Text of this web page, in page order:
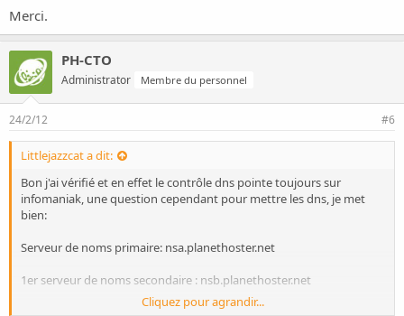
Merci.
PH-CTO
Administrator Membre du personnel
24/2/12 #6
Littlejazzcat a dit:
Bon j'ai vérifié et en effet le contrôle dns pointe toujours sur
infomaniak, une question cependant pour mettre les dns, je met
bien:
Serveur de noms primaire: nsa.planethoster.net
1er serveur de noms secondaire : nsb.planethoster.net
2ème serveur de noms secondaire : nsc.planethoster.net
Cliquez pour agrandir...